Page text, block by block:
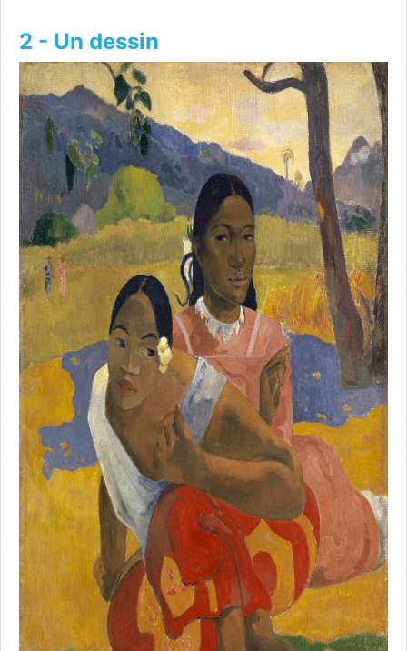
2 - Un dessin